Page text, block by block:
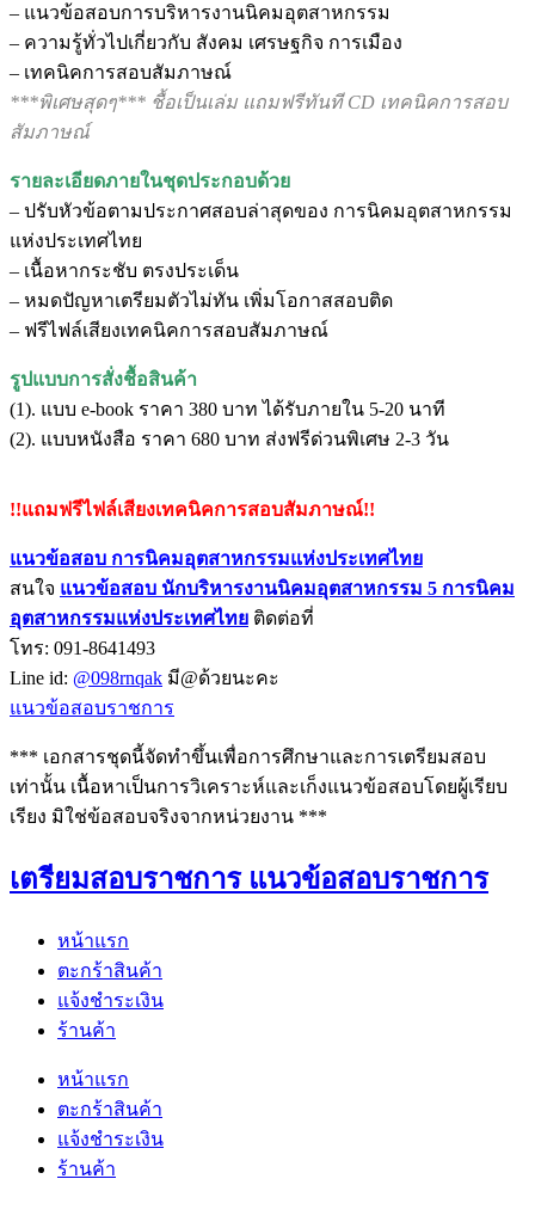
– แนวข้อสอบการบริหารงานนิคมอุตสาหกรรม
– ความรู้ทั่วไปเกี่ยวกับ สังคม เศรษฐกิจ การเมือง
– เทคนิคการสอบสัมภาษณ์
***พิเศษสุดๆ*** ชื้อเป็นเล่ม แถมฟรีทันที CD เทคนิคการสอบ
สัมภาษณ์
รายละเอียดภายในชุดประกอบด้วย
– ปรับหัวข้อตามประกาศสอบล่าสุดของ การนิคมอุตสาหกรรม
แห่งประเทศไทย
– เนื้อหากระชับ ตรงประเด็น
– หมดปัญหาเตรียมตัวไม่ทัน เพิ่มโอกาสสอบติด
– ฟรีไฟล์เสียงเทคนิคการสอบสัมภาษณ์
รูปแบบการสั่งชื้อสินค้า
(1). แบบ e-book ราคา 380 บาท ได้รับภายใน 5-20 นาที
(2). แบบหนังสือ ราคา 680 บาท ส่งฟรีด่วนพิเศษ 2-3 วัน
!!แถมฟรีไฟล์เสียงเทคนิคการสอบสัมภาษณ์!!
แนวข้อสอบ การนิคมอุตสาหกรรมแห่งประเทศไทย
สนใจ แนวข้อสอบ นักบริหารงานนิคมอุตสาหกรรม 5 การนิคม
อุตสาหกรรมแห่งประเทศไทย ติดต่อที่
โทร: 091-8641493
Line id: @098rnqak มี@ด้วยนะคะ
แนวข้อสอบราชการ
*** เอกสารชุดนี้จัดทำขึ้นเพื่อการศึกษาและการเตรียมสอบ
เท่านั้น เนื้อหาเป็นการวิเคราะห์และเก็งแนวข้อสอบโดยผู้เรียบ
เรียง มิใช่ข้อสอบจริงจากหน่วยงาน ***
เตรียมสอบราชการ แนวข้อสอบราชการ
หน้าแรก
ตะกร้าสินค้า
แจ้งชำระเงิน
ร้านค้า
หน้าแรก
ตะกร้าสินค้า
แจ้งชำระเงิน
ร้านค้า